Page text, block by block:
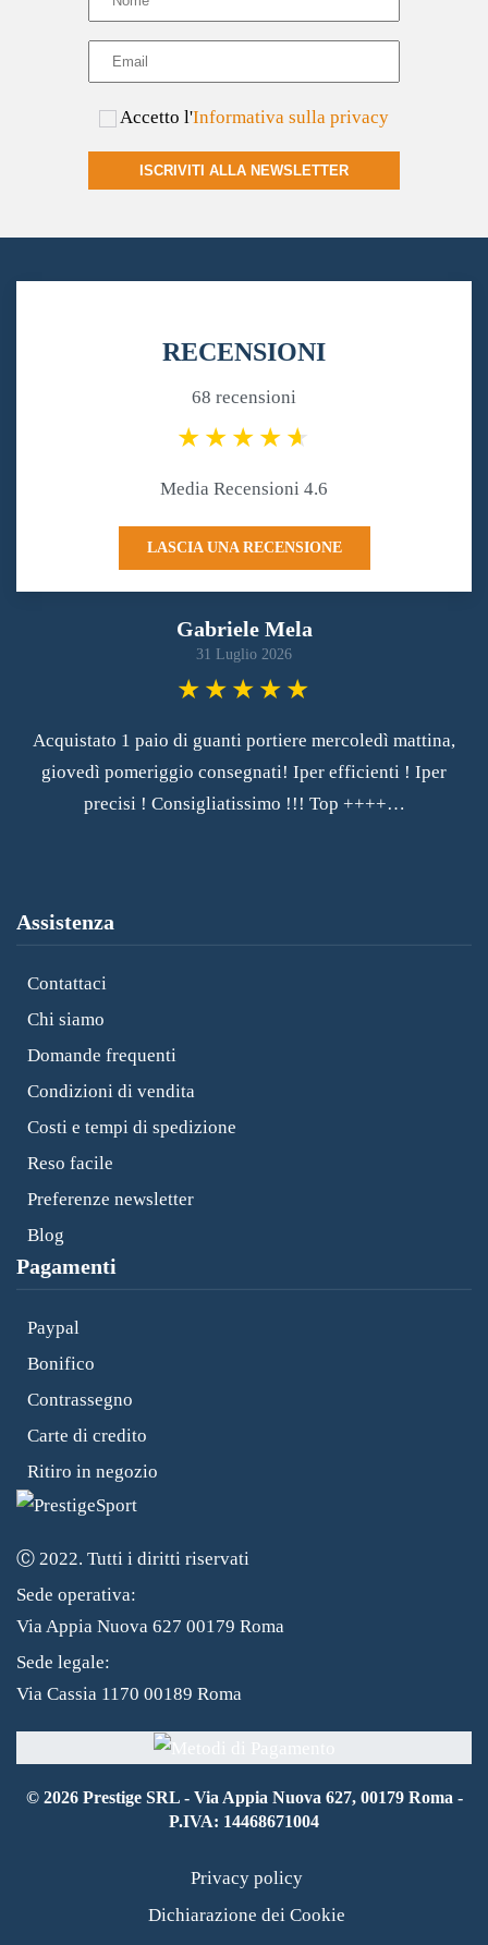
Accetto l'Informativa sulla privacy
ISCRIVITI ALLA NEWSLETTER
RECENSIONI
68 recensioni
Media Recensioni 4.6
LASCIA UNA RECENSIONE
Gabriele Mela
31 Luglio 2026
Acquistato 1 paio di guanti portiere mercoledì mattina,
giovedì pomeriggio consegnati! Iper efficienti ! Iper
precisi ! Consigliatissimo !!! Top ++++…
Assistenza
Contattaci
Chi siamo
Domande frequenti
Condizioni di vendita
Costi e tempi di spedizione
Reso facile
Preferenze newsletter
Blog
Pagamenti
Paypal
Bonifico
Contrassegno
Carte di credito
Ritiro in negozio
Ⓒ 2022. Tutti i diritti riservati
Sede operativa:
Via Appia Nuova 627 00179 Roma
Sede legale:
Via Cassia 1170 00189 Roma
© 2026Prestige SRL - Via Appia Nuova 627, 00179 Roma -
P.IVA: 14468671004
Privacy policy
Dichiarazione dei Cookie